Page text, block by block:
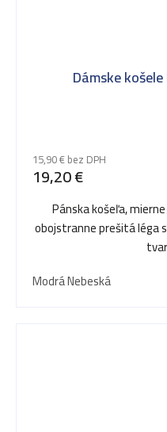
Dámske
15,90 € bez DPH
19,20 €
Pánska košeľa,
obojstranne prešitá léga
Modrá Nebeská